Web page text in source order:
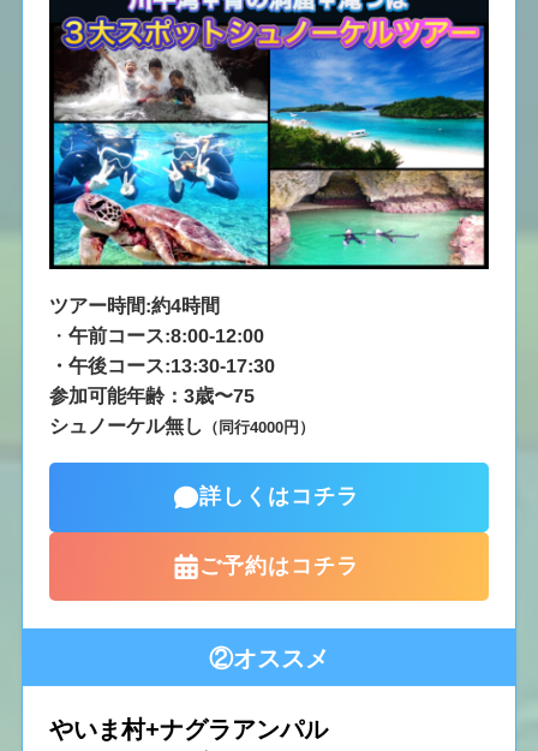
ツアー時間:約4時間
・午前コース:8:00-12:00
・午後コース:13:30-17:30
参加可能年齢：3歳〜75
シュノーケル無し （同行4000円）
詳しくはコチラ
ご予約はコチラ
②オススメ
やいま村+ナグラアンパル